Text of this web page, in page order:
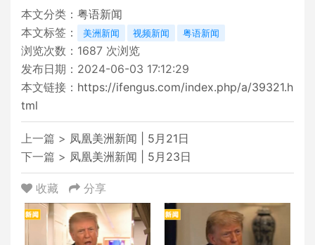
本文分类： 粤语新闻
本文标签：
美洲新闻 视频新闻 粤语新闻
浏览次数： 1687 次浏览
发布日期：2024-06-03 17:12:29
本文链接： https://ifengus.com/index.php/a/39321.h
tml
上一篇 > 凤凰美洲新闻 | 5月21日
下一篇 > 凤凰美洲新闻 | 5月23日
收藏 分享